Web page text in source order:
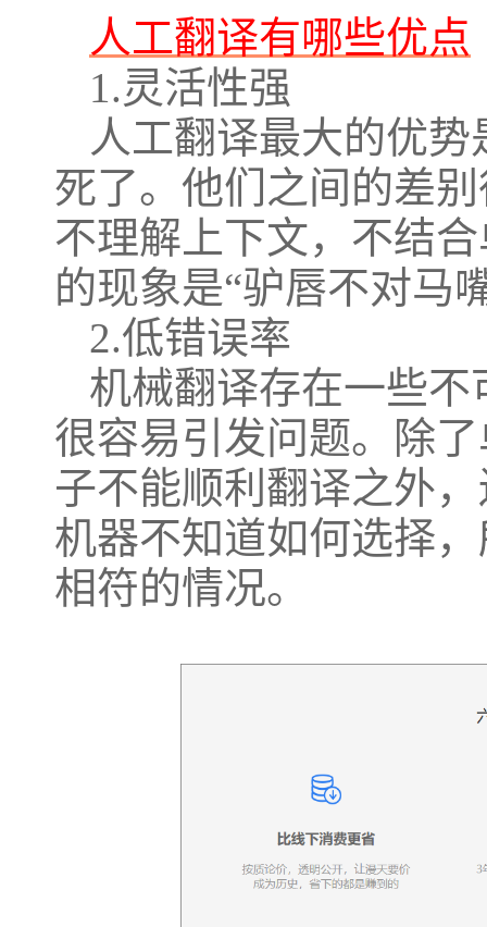
人工翻译有哪些优点
1.灵活性强
人工翻译最大的优
死了。他们之间的差
不理解上下文，不结
的现象是“驴唇不对马
2.低错误率
机械翻译存在一些
很容易引发问题。除
子不能顺利翻译之外
机器不知道如何选择
相符的情况。